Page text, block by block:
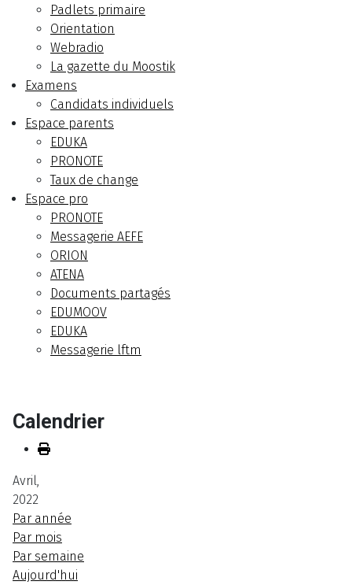
Padlets primaire
Orientation
Webradio
La gazette du Moostik
Examens
Candidats individuels
Espace parents
EDUKA
PRONOTE
Taux de change
Espace pro
PRONOTE
Messagerie AEFE
ORION
ATENA
Documents partagés
EDUMOOV
EDUKA
Messagerie lftm
Calendrier
Avril,
2022
Par année
Par mois
Par semaine
Aujourd'hui